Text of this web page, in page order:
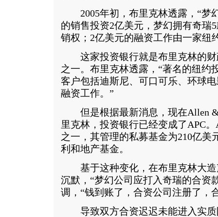
2005年初，布里克林透露，“梦
的销售投资2亿美元，梦幻拥有奇瑞
销权；2亿美元的融资工作由一家纽
这家投资银行就是布里克林的
之一。布里克林透露，“著名的纽约
客户包括迪斯尼、可口可乐、环球
融资工作。”
但是根据最新消息，现在Allen &
里克林，投资银行已经变成了APC
之一，其管理的私募基金为210亿美
利和地产基金。
基于这种变化，在布里克林大造
沉默，“梦幻公司应打入奇瑞的合资
调，“钱到账了，合资公司注册了，
导致双方合资迟迟未能进入实质